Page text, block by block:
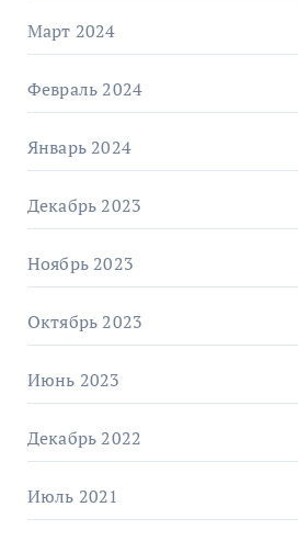
Март 2024
Февраль 2024
Январь 2024
Декабрь 2023
Ноябрь 2023
Октябрь 2023
Июнь 2023
Декабрь 2022
Июль 2021